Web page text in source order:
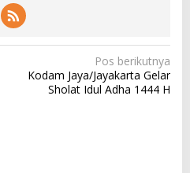
Pos berikutnya
Kodam Jaya/Jayakarta Gelar
Sholat Idul Adha 1444 H